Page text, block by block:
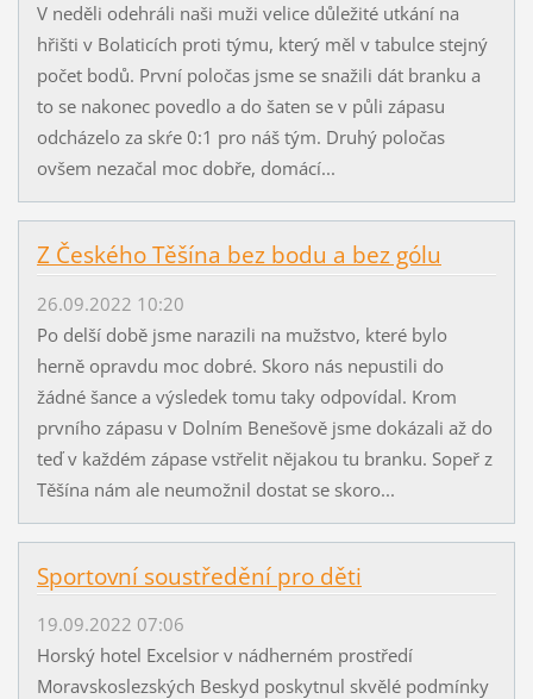
V neděli odehráli naši muži velice důležité utkání na
hřišti v Bolaticích proti týmu, který měl v tabulce stejný
počet bodů. První poločas jsme se snažili dát branku a
to se nakonec povedlo a do šaten se v půli zápasu
odcházelo za skŕe 0:1 pro náš tým. Druhý poločas
ovšem nezačal moc dobře, domácí...
Z Českého Těšína bez bodu a bez gólu
26.09.2022 10:20
Po delší době jsme narazili na mužstvo, které bylo
herně opravdu moc dobré. Skoro nás nepustili do
žádné šance a výsledek tomu taky odpovídal. Krom
prvního zápasu v Dolním Benešově jsme dokázali až do
teď v každém zápase vstřelit nějakou tu branku. Sopeř z
Těšína nám ale neumožnil dostat se skoro...
Sportovní soustředění pro děti
19.09.2022 07:06
Horský hotel Excelsior v nádherném prostředí
Moravskoslezských Beskyd poskytnul skvělé podmínky